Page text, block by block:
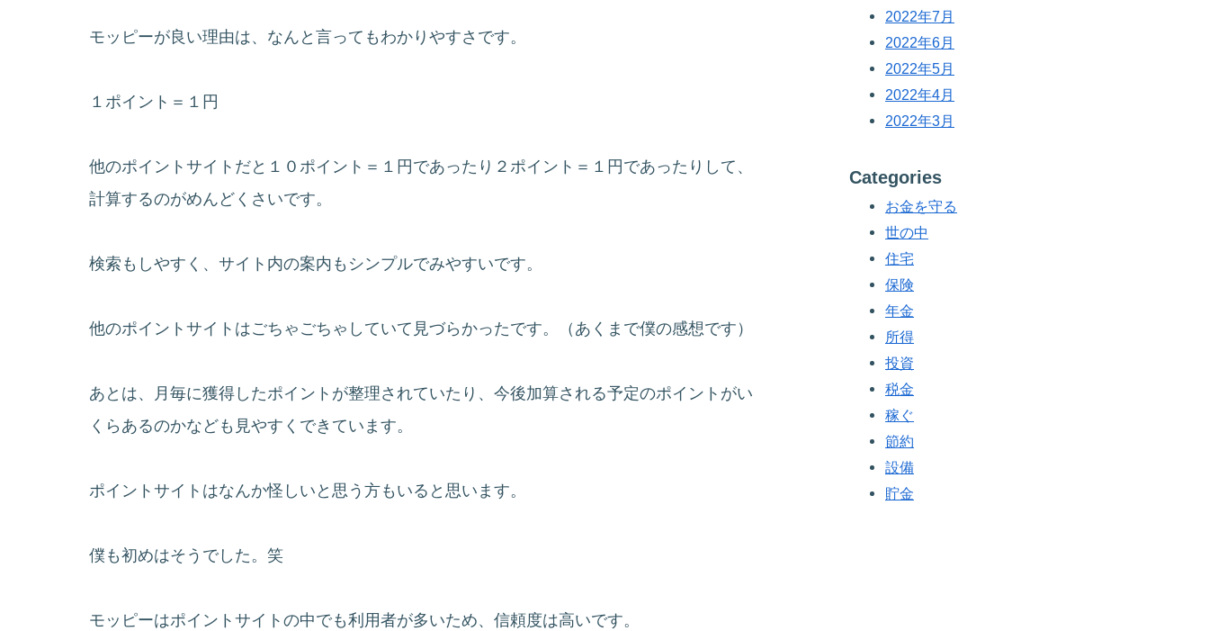
モッピーが良い理由は、なんと言ってもわかりやすさです。
１ポイント＝１円
他のポイントサイトだと１０ポイント＝１円であったり２ポイント＝１円であったりして、
計算するのがめんどくさいです。
検索もしやすく、サイト内の案内もシンプルでみやすいです。
他のポイントサイトはごちゃごちゃしていて見づらかったです。（あくまで僕の感想です）
あとは、月毎に獲得したポイントが整理されていたり、今後加算される予定のポイントがい
くらあるのかなども見やすくできています。
ポイントサイトはなんか怪しいと思う方もいると思います。
僕も初めはそうでした。笑
モッピーはポイントサイトの中でも利用者が多いため、信頼度は高いです。
2022年7月
2022年6月
2022年5月
2022年4月
2022年3月
Categories
お金を守る
世の中
住宅
保険
年金
所得
投資
税金
稼ぐ
節約
設備
貯金